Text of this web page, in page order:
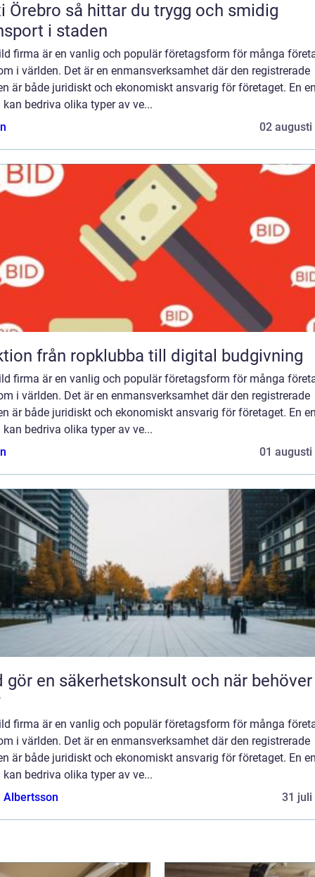
hittar du trygg och smidig
i staden
firma är en vanlig och populär företagsform för många
i världen. Det är en enmansverksamhet där den registrerade
är både juridiskt och ekonomiskt ansvarig för företaget. En
bedriva olika typer av ve...
02 augusti
Auktion från ropklubba till digital budgivning
firma är en vanlig och populär företagsform för många
i världen. Det är en enmansverksamhet där den registrerade
är både juridiskt och ekonomiskt ansvarig för företaget. En
bedriva olika typer av ve...
01 augusti
en säkerhetskonsult och när behöver du
firma är en vanlig och populär företagsform för många
i världen. Det är en enmansverksamhet där den registrerade
är både juridiskt och ekonomiskt ansvarig för företaget. En
bedriva olika typer av ve...
Albertsson
31 juli